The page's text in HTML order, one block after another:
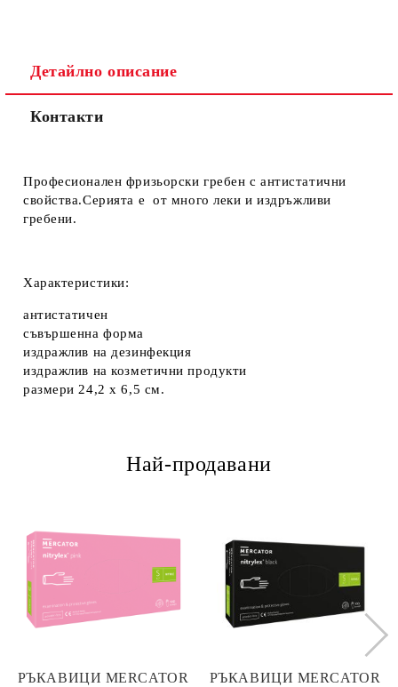
Детайлно описание
Контакти
Професионален фризьорски гребен с антистатични
свойства.Серията е от много леки и издръжливи
гребени.
Характеристики:
антистатичен
съвършенна форма
издражлив на дезинфекция
издражлив на козметични продукти
размери 24,2 х 6,5 см.
Най-продавани
РЪКАВИЦИ MERCATOR
РЪКАВИЦИ MERCATOR